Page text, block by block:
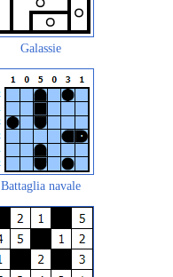
Galassie
Battaglia navale